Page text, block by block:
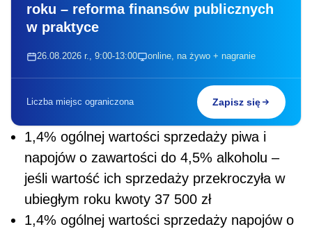
roku – reforma finansów publicznych
w praktyce
26.08.2026 r., 9:00-13:00 online, na żywo + nagranie
Liczba miejsc ograniczona Zapisz się
1,4% ogólnej wartości sprzedaży piwa i
napojów o zawartości do 4,5% alkoholu –
jeśli wartość ich sprzedaży przekroczyła w
ubiegłym roku kwoty 37 500 zł
1,4% ogólnej wartości sprzedaży napojów o